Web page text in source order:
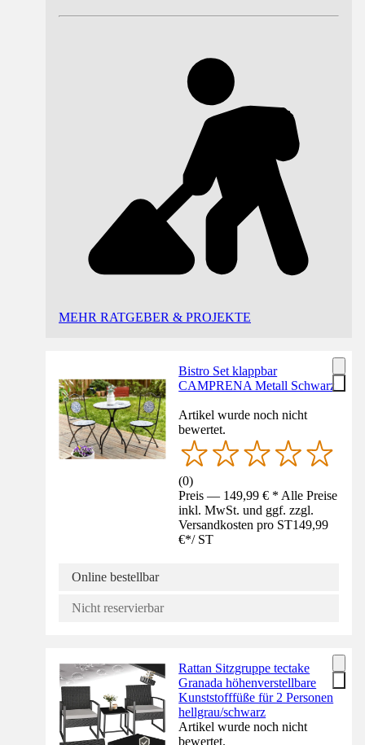
MEHR RATGEBER & PROJEKTE
Bistro Set klappbar
CAMPRENA Metall Schwarz
Artikel wurde noch nicht
bewertet.
(0)
Preis — 149,99 € * Alle Preise
inkl. MwSt. und ggf. zzgl.
Versandkosten pro ST149,99
€*/ ST
Online bestellbar
Nicht reservierbar
Rattan Sitzgruppe tectake
Granada höhenverstellbare
Kunststofffüße für 2 Personen
hellgrau/schwarz
Artikel wurde noch nicht
bewertet.